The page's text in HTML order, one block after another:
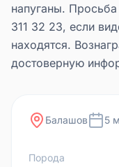
напуганы.
311 32 23, если
находятся.
достоверную
Балашов 5
Порода